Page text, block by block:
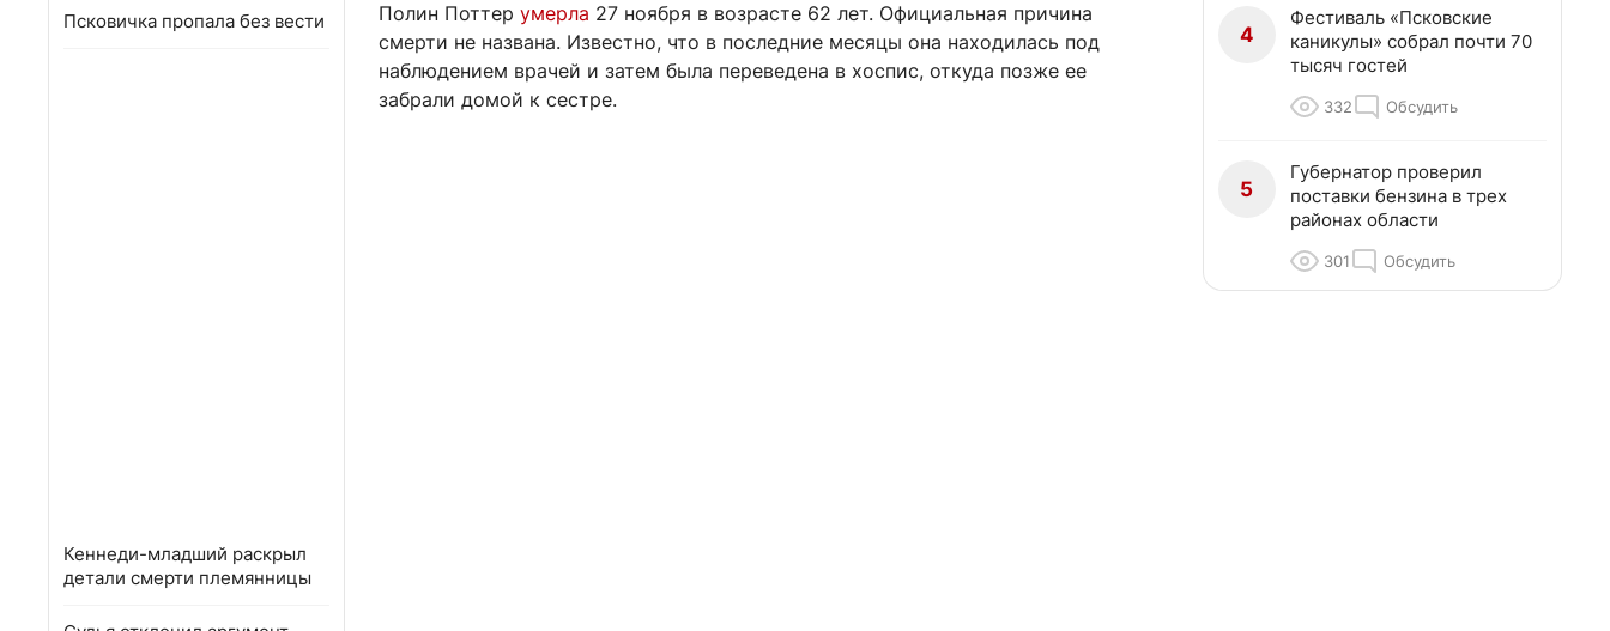
Псковичка пропала без вести
Кеннеди-младший раскрыл
детали смерти племянницы
Полин Поттер умерла 27 ноября в возрасте 62 лет. Официальная причина
смерти не названа. Известно, что в последние месяцы она находилась под
наблюдением врачей и затем была переведена в хоспис, откуда позже ее
забрали домой к сестре.
4
Фестиваль «Псковские
каникулы» собрал почти 70
тысяч гостей
332 Обсудить
5
Губернатор проверил
поставки бензина в трех
районах области
301 Обсудить